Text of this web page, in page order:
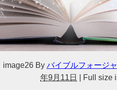
image26 By バイブルフォージ
年9月11日
Full size